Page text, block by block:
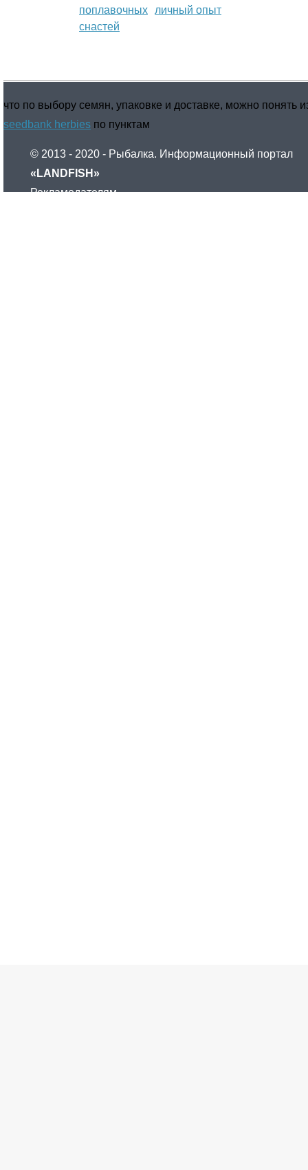
поплавочных
снастей
личный опыт
что по выбору семян, упаковке и доставке, можно понять
seedbank herbies по пунктам
© 2013 - 2020 - Рыбалка. Информационный портал
«LANDFISH»
Рекламодателям